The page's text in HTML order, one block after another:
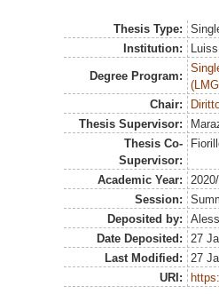
Thesis Type:
Institution:
Degree Program:
Chair:
Thesis Supervisor:
Thesis Co-
Supervisor:
Academic Year:
Session:
Deposited by:
Date Deposited:
27
Last Modified:
27
URI: